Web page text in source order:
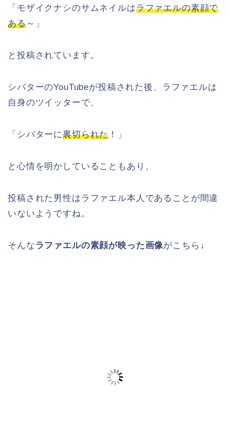
「モザイクナシのサムネイルはラファエルの素顔で
ある～」
と投稿されています。
シバターのYouTubeが投稿された後、ラファエルは
自身のツイッターで、
「シバターに裏切られた ！」
と心情を明かしていることもあり、
投稿された男性はラファエル本人であることが間違
いないようですね。
そんなラファエルの素顔が映った画像がこちら↓